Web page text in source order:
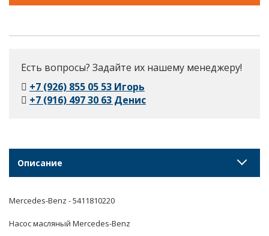
Есть вопросы? Задайте их нашему менеджеру!
+7 (926) 855 05 53 Игорь
+7 (916) 497 30 63 Денис
Описание
Mercedes-Benz - 5411810220
Насос масляный Mercedes-Benz